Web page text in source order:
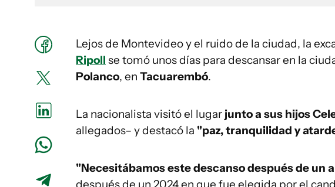
Lejos de Montevideo y el ruido de la ciudad, la
Ripoll se tomó unos días para descansar en la
Polanco, en Tacuarembó.
La nacionalista visitó el lugar junto a sus hijos
allegados– y destacó la "paz, tranquilidad y
"Necesitábamos este descanso después de un